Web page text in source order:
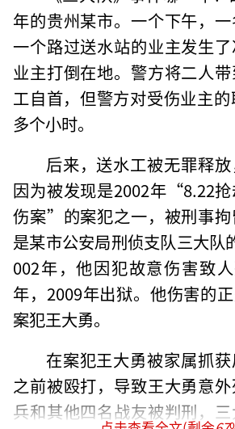
年的贵州某市。一个下午，
一个路过送水站的业主发生
业主打倒在地。警方将二人
工自首，但警方对受伤业主
多个小时。
后来，送水工被无罪释
因为被发现是2002年“8.22
伤案”的案犯之一，被刑事
是某市公安局刑侦支队三大队
002年，他因犯故意伤害致
年，2009年出狱。他伤害的
案犯王大勇。
在案犯王大勇被家属抓
之前被殴打，导致王大勇意
兵和其他四名战友被判刑，三